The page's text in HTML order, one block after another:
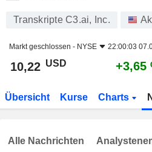
Transkripte C3.ai, Inc.
Markt geschlossen - NYSE 22:00:03
10,22 USD +3,65
Übersicht Kurse Charts
Alle Nachrichten